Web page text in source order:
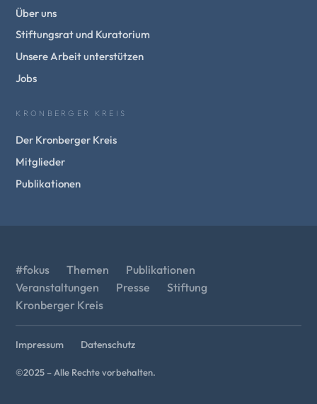
Über uns
Stiftungsrat und Kuratorium
Unsere Arbeit unterstützen
Jobs
KRONBERGER KREIS
Der Kronberger Kreis
Mitglieder
Publikationen
#fokus Themen
Publikationen
Veranstaltungen
Presse
Stiftung
Kronberger Kreis
Impressum Datenschutz
©2025 – Alle Rechte vorbehalten.